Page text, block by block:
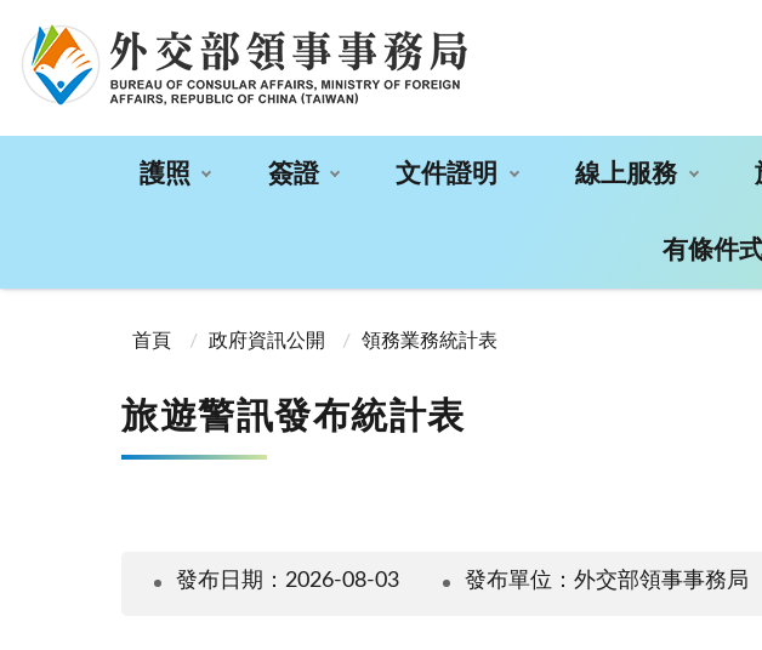
護照 簽證 文件證明 線上服務
有條件
首頁
政府資訊公開 領務業務統計表
旅遊警訊發布統計表
發布日期：2026-08-03 發布單位：外交部領事事務局